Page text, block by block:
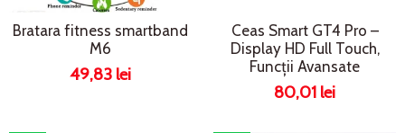
Bratara fitness smartband
M6
49,83 lei
Ceas Smart GT4 Pro –
Display HD Full Touch,
Funcții Avansate
80,01 lei